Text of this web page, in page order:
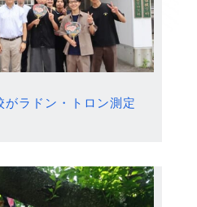
ラドン・トロン測定